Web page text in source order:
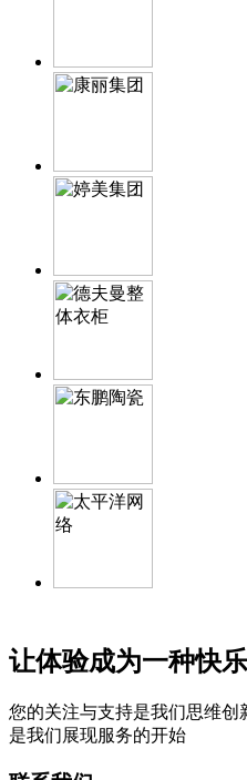
让体验成为一种快乐
您的关注与支持是我们思维创
是我们展现服务的开始